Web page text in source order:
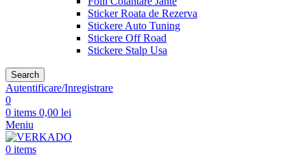
Sticker Roata de Rezerva
Stickere Auto Tuning
Stickere Off Road
Stickere Stalp Usa
Search
Autentificare/Inregistrare
0
0 items 0,00 lei
Meniu
0 items